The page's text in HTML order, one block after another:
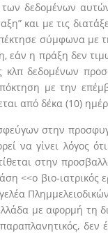
δεδομένων
και με τις
σύμφωνα με
εάν η πράξη δεν
κλπ δεδομένων
με την
από δέκα (10)
στην
να γίνει λόγος
στην
<<ο βιο-ιατρικός
με αφορμή τη
παραπλανητικός,